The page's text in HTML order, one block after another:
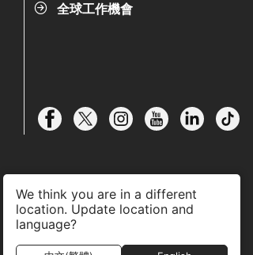
全球工作機會
We think you are in a different
location. Update location and
language?